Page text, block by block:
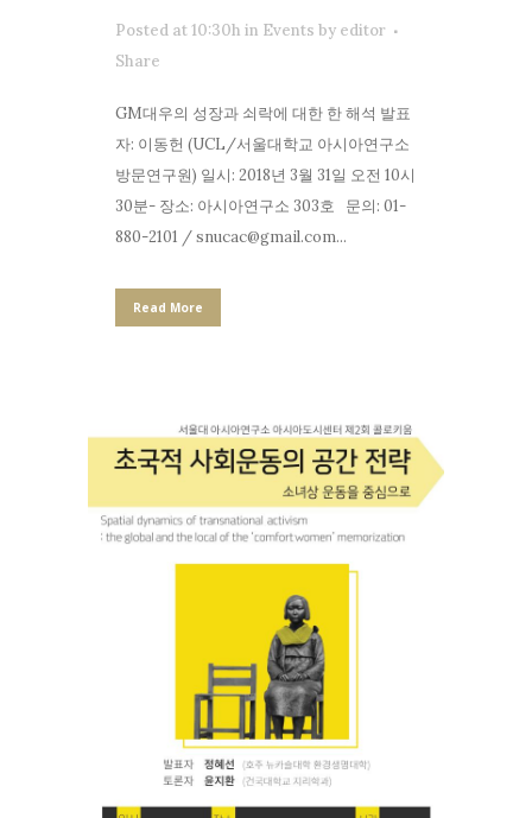
Posted at 10:30h in Events by editor
Share
GM대우의 성장과 쇠락에 대한 한 해석 발표
자: 이동헌 (UCL/서울대학교 아시아연구소
방문연구원) 일시: 2018년 3월 31일 오전 10시
30분- 장소: 아시아연구소 303호 문의: 01-
880-2101 / snucac@gmail.com...
Read More